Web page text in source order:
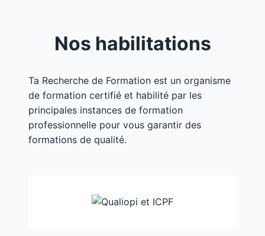
Nos habilitations
Ta Recherche de Formation est un organisme
de formation certifié et habilité par les
principales instances de formation
professionnelle pour vous garantir des
formations de qualité.